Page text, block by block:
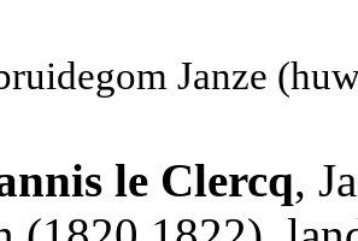
Janze
le Clercq,